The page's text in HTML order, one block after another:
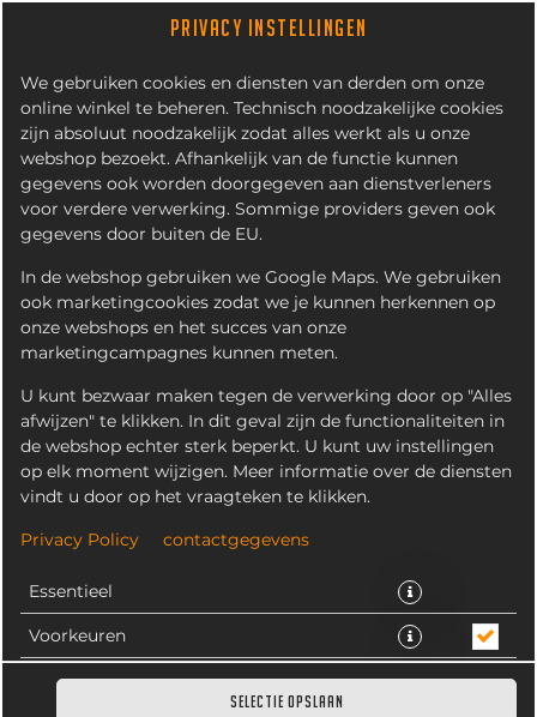
PRIVACY INSTELLINGEN
We gebruiken cookies en diensten van derden om onze
online winkel te beheren. Technisch noodzakelijke cookies
zijn absoluut noodzakelijk zodat alles werkt als u onze
webshop bezoekt. Afhankelijk van de functie kunnen
gegevens ook worden doorgegeven aan dienstverleners
voor verdere verwerking. Sommige providers geven ook
gegevens door buiten de EU.
In de webshop gebruiken we Google Maps. We gebruiken
ook marketingcookies zodat we je kunnen herkennen op
onze webshops en het succes van onze
marketingcampagnes kunnen meten.
U kunt bezwaar maken tegen de verwerking door op "Alles
afwijzen" te klikken. In dit geval zijn de functionaliteiten in
de webshop echter sterk beperkt. U kunt uw instellingen
op elk moment wijzigen. Meer informatie over de diensten
vindt u door op het vraagteken te klikken.
Privacy Policy contactgegevens
Essentieel
Voorkeuren
Statistieken
SELECTIE OPSLAAN
SOFTIJS BEKER KLEIN
300ML